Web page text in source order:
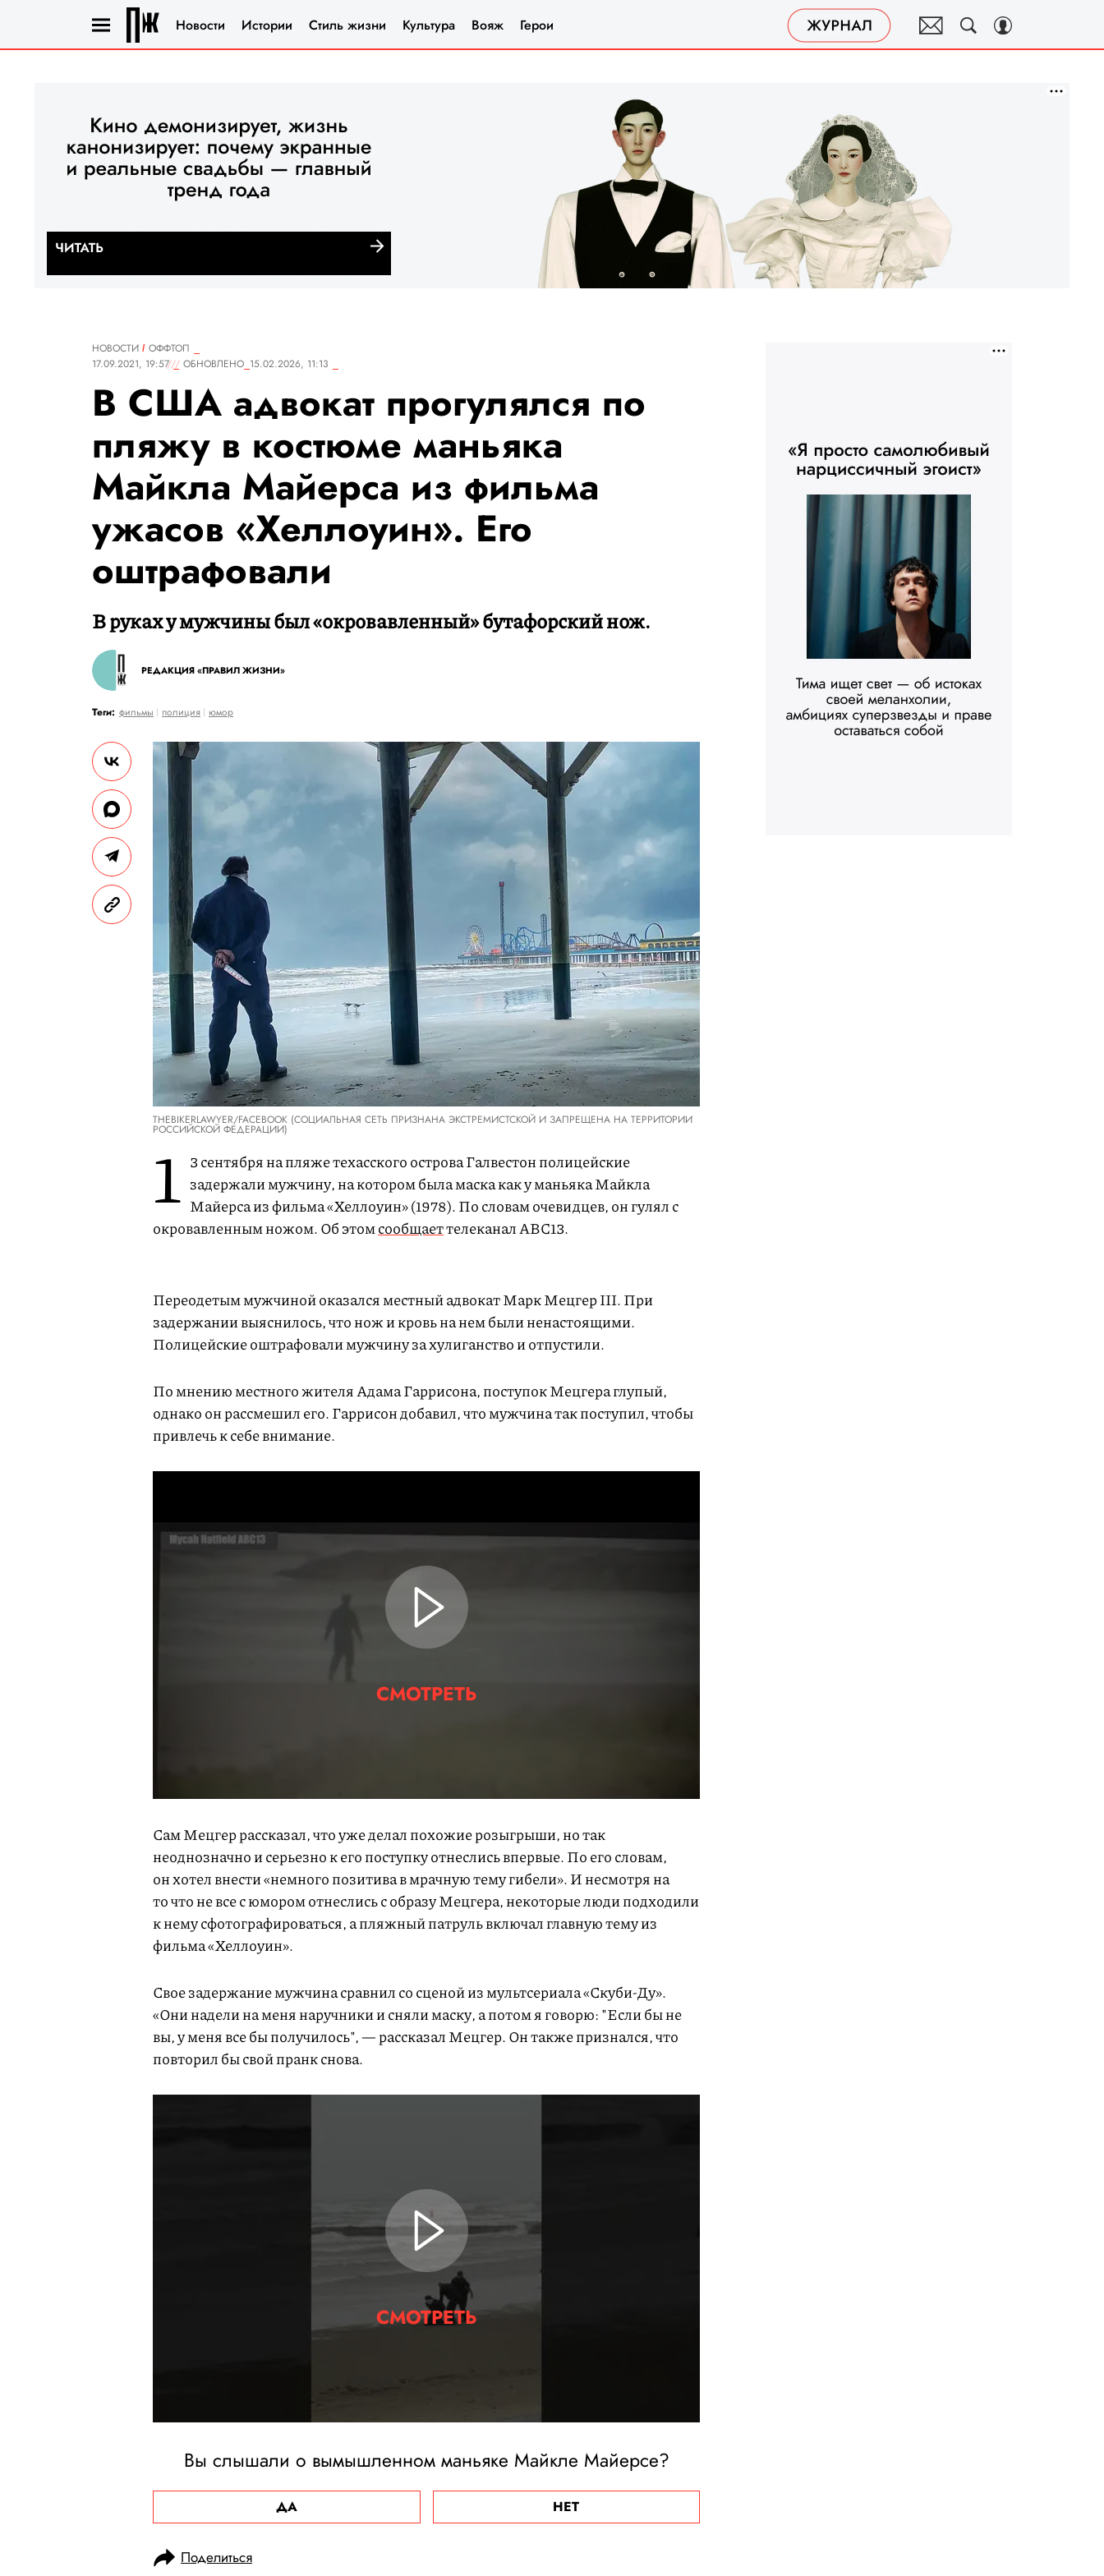
Новости Истории Стиль жизни Культура Вояж Герои
НОВОСТИ
ОФФТОП
17.09.2021, 19:57
ОБНОВЛЕНО 15.02.2026, 11:13
В США адвокат прогулялся по
пляжу в костюме маньяка
Майкла Майерса из фильма
ужасов «Хеллоуин». Его
оштрафовали
В руках у мужчины был «окровавленный» бутафорский нож.
РЕДАКЦИЯ «ПРАВИЛ ЖИЗНИ»
Теги: фильмы полиция юмор
THEBIKERLAWYER/FACEBOOK (СОЦИАЛЬНАЯ СЕТЬ ПРИЗНАНА ЭКСТРЕМИСТСКОЙ И ЗАПРЕЩЕНА НА ТЕРРИТОРИИ
РОССИЙСКОЙ ФЕДЕРАЦИИ)
1 3 сентября на пляже техасского острова Галвестон полицейские
задержали мужчину, на котором была маска как у маньяка Майкла
Майерса из фильма «Хеллоуин» (1978). По словам очевидцев, он гулял с
окровавленным ножом. Об этомсообщаеттелеканал ABC13.
Переодетым мужчиной оказался местный адвокат Марк Мецгер III. При
задержании выяснилось, что нож и кровь на нем были ненастоящими.
Полицейские оштрафовали мужчину за хулиганство и отпустили.
По мнению местного жителя Адама Гаррисона, поступок Мецгера глупый,
однако он рассмешил его. Гаррисон добавил, что мужчина так поступил, чтобы
привлечь к себе внимание.
СМОТРЕТЬ
Сам Мецгер рассказал, что уже делал похожие розыгрыши, но так
неоднозначно и серьезно к его поступку отнеслись впервые. По его словам,
он хотел внести «немного позитива в мрачную тему гибели». И несмотря на
то что не все с юмором отнеслись с образу Мецгера, некоторые люди подходили
к нему сфотографироваться, а пляжный патруль включал главную тему из
фильма «Хеллоуин».
Свое задержание мужчина сравнил со сценой из мультсериала «Скуби-Ду».
«Они надели на меня наручники и сняли маску, а потом я говорю: "Если бы не
вы, у меня все бы получилось", — рассказал Мецгер. Он также признался, что
повторил бы свой пранк снова.
СМОТРЕТЬ
Вы слышали о вымышленном маньяке Майкле Майерсе?
ДА НЕТ
Поделиться